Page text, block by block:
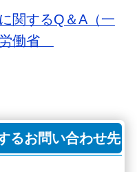
関するQ＆A（一
働省
るお問い合わせ先